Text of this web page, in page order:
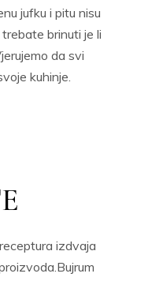
jufku i pitu nisu
brinuti je li
da svi
kuhinje.
izdvaja